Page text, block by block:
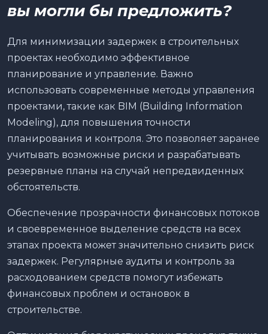
вы могли бы предложить?
Для минимизации задержек в строительных
проектах необходимо эффективное
планирование и управление. Важно
использовать современные методы управления
проектами, такие как BIM (Building Information
Modeling), для повышения точности
планирования и контроля. Это позволяет заранее
учитывать возможные риски и разрабатывать
резервные планы на случай непредвиденных
обстоятельств.
Обеспечение прозрачности финансовых потоков
и своевременное выделение средств на всех
этапах проекта может значительно снизить риск
задержек. Регулярные аудиты и контроль за
расходованием средств помогут избежать
финансовых проблем и остановок в
строительстве.